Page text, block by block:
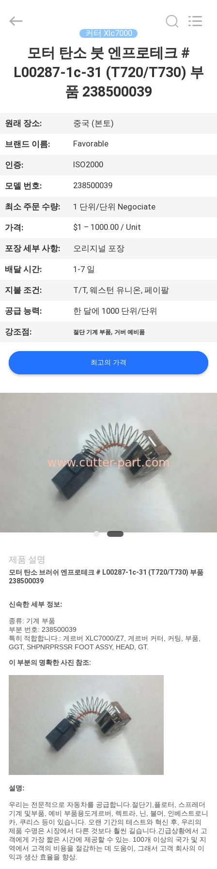
우
리
에
여
공
장
여
행
품
요
뉴
스
인
용
문
을
요
사
이
트
DONGGUAN
FAVORABLE
커터 Xlc7000
모터 탄소 붓 엔프로테크 #
L00287-1c-31 (T720/T730) 부
품 238500039
원래 장소: 중국 (본토)
브랜드 이름: Favorable
인증: ISO2000
모델 번호: 238500039
최소 주문 수량: 1 단위/단위 Negociate
가격: $1 – 1000.00 / Unit
포장 세부 사항: 오리지널 포장
배달 시간: 1-7 일
지불 조건: T/T, 웨스턴 유니온, 페이팔
공급 능력: 한 달에 1000 단위/단위
강조점: 절단 기계 부품, 거버 예비품
최고의 가격
제품 설명
모터 탄소 브러쉬 엔프로테크 # L00287-1c-31 (T720/T730) 부품
238500039
신속한 세부 정보:
종류: 기계 부품
부분 번호: 238500039
특히 적합합니다.: 게르버 XLC7000/Z7, 게르버 커터, 커팅, 부품,
GGT, SHPNRPRSSR FOOT ASSY, HEAD, GT.
이 부분의 명확한 사진 참조:
설명:
우리는 전문적으로 자동차를 공급합니다. 절단기, 플로터, 스프레더
기계 및부품 , 예비 부품용도게르버, 렉트라, 닌, 불머, 인베스트로니
카, 쿠리스 등이 있습니다. 오랜 기간의 테스트와 혁신 후, 우리의
제품 수명은 시장에서 다른 것보다 훨씬 길습니다.긴급상황에서 고
객에게 가장 짧은 시간에 제공할 수 있는. 100개 이상의 국가 및 지
역에서 고객의 비용을 절감하는 데 도움이, 그래서 고객 회사의 이
익과 생산 효율을 향상.